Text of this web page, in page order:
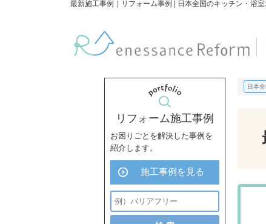
最新施工事例｜リフォーム事例 | 日本全国のキッチン・浴
日本
リフォーム施工事例
お困りごとを解決した事例を
紹介します。
施工事例を見る